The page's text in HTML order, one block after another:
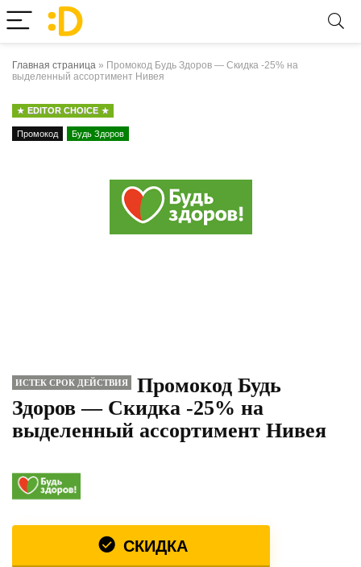
Главная страница » Промокод Будь Здоров — Скидка -25% на
выделенный ассортимент Нивея
EDITOR CHOICE
Промокод Будь Здоров
ИСТЕК СРОК ДЕЙСТВИЯ
Промокод Будь
Здоров — Скидка -25% на
выделенный ассортимент Нивея
СКИДКА